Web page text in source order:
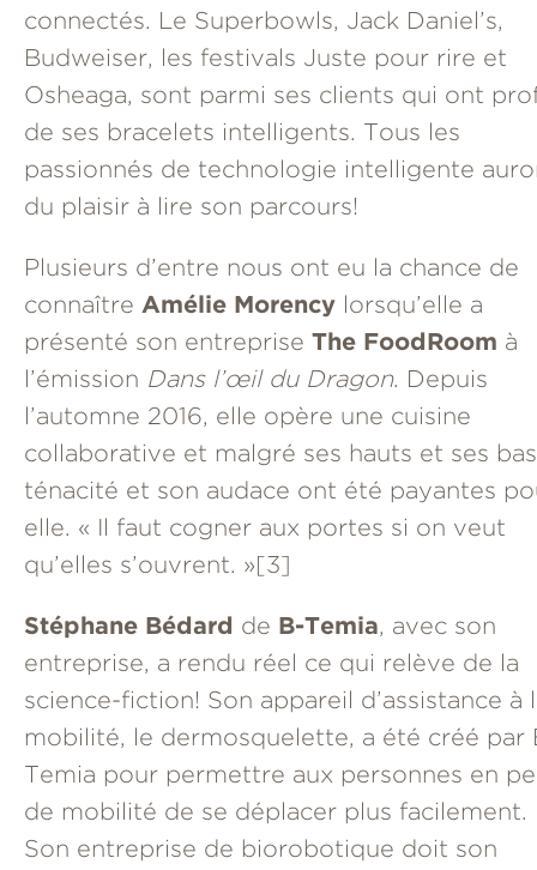
connectés. Le Superbowls, Jack Daniel’s,
Budweiser, les festivals Juste pour rire et
Osheaga, sont parmi ses clients qui ont
de ses bracelets intelligents. Tous les
passionnés de technologie intelligente
du plaisir à lire son parcours!
Plusieurs d’entre nous ont eu la chance de
connaître Amélie Morency lorsqu’elle a
présenté son entreprise The FoodRoom à
l’émission Dans l’œil du Dragon. Depuis
l’automne 2016, elle opère une cuisine
collaborative et malgré ses hauts et ses
ténacité et son audace ont été payantes
elle. « Il faut cogner aux portes si on veut
qu’elles s’ouvrent. »[3]
Stéphane Bédard de B-Temia , avec son
entreprise, a rendu réel ce qui relève de la
science-fiction! Son appareil d’assistance à
mobilité, le dermosquelette, a été créé par
Temia pour permettre aux personnes en
de mobilité de se déplacer plus facilement.
Son entreprise de biorobotique doit son